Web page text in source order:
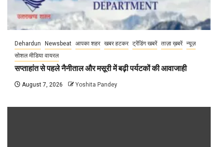
Dehardun Newsbeat आपका शहर खबर हटकर ट्रेंडिंग खबरें ताज़ा ख़बरें न्यूज़
सोशल मीडिया वायरल
सप्ताहांत से पहले नैनीताल और मसूरी में बढ़ी पर्यटकों की आवाजाही
August 7, 2026 Yoshita Pandey